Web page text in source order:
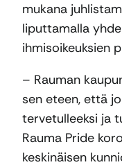
mukana
liputtamalla
ihmisoikeuksien
– Rauman
sen eteen, että
tervetulleeksi ja
Rauma Pride
keskinäisen